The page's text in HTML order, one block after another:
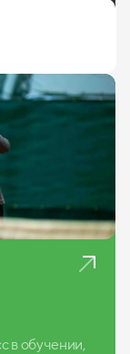
в обучении,